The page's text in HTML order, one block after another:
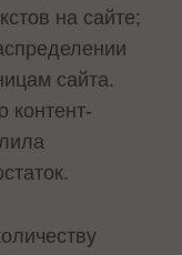
на сайте;
сайта.
контент-